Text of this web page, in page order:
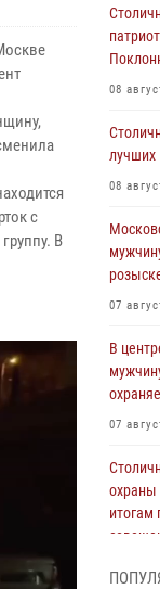
с
В
08
лучших
08
07
В
07
охраны
итогам